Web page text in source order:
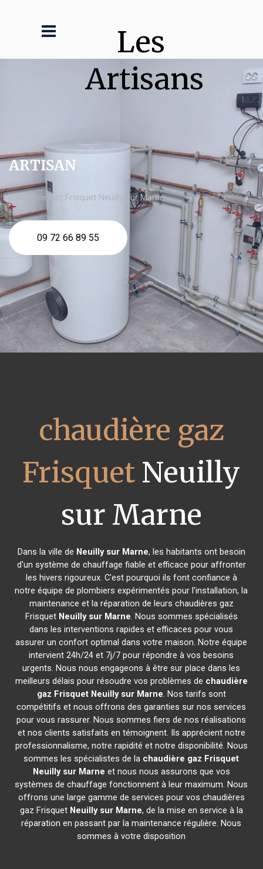
Les
Artisans
ARTISAN
chaudière gaz Frisquet Neuilly sur Marne
09 72 66 89 55
chaudière gaz
Frisquet Neuilly
sur Marne
Dans la ville de Neuilly sur Marne, les habitants ont besoin
d'un système de chauffage fiable et efficace pour affronter
les hivers rigoureux. C'est pourquoi ils font confiance à
notre équipe de plombiers expérimentés pour l'installation, la
maintenance et la réparation de leurs chaudières gaz
Frisquet Neuilly sur Marne. Nous sommes spécialisés
dans les interventions rapides et efficaces pour vous
assurer un confort optimal dans votre maison. Notre équipe
intervient 24h/24 et 7j/7 pour répondre à vos besoins
urgents. Nous nous engageons à être sur place dans les
meilleurs délais pour résoudre vos problèmes de chaudière
gaz Frisquet Neuilly sur Marne. Nos tarifs sont
compétitifs et nous offrons des garanties sur nos services
pour vous rassurer. Nous sommes fiers de nos réalisations
et nos clients satisfaits en témoignent. Ils apprécient notre
professionnalisme, notre rapidité et notre disponibilité. Nous
sommes les spécialistes de la chaudière gaz Frisquet
Neuilly sur Marne et nous nous assurons que vos
systèmes de chauffage fonctionnent à leur maximum. Nous
offrons une large gamme de services pour vos chaudières
gaz Frisquet Neuilly sur Marne, de la mise en service à la
réparation en passant par la maintenance régulière. Nous
sommes à votre disposition